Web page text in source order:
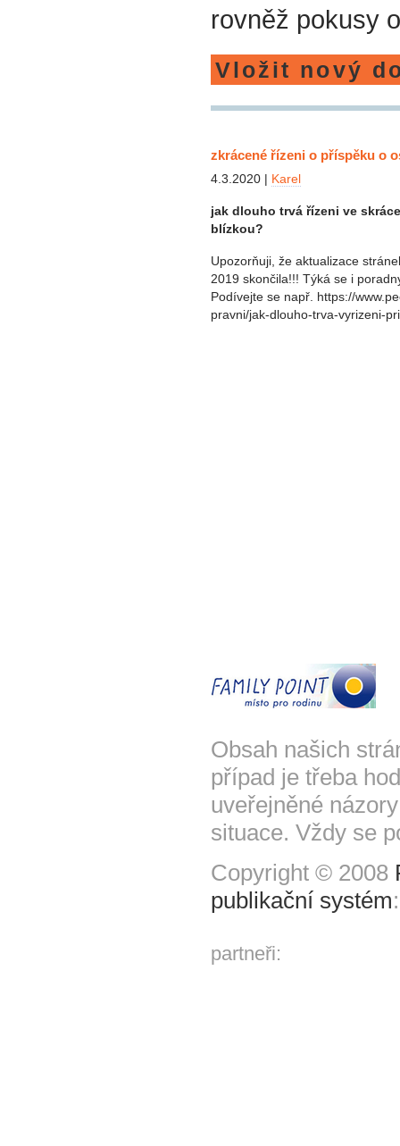
rovněž pokusy
Vložit nový
zkrácené řízeni o příspěku o
4.3.2020 | Karel
jak dlouho trvá řízeni ve
blízkou?
Upozorňuji, že aktualizace
2019 skončila!!! Týká se i
Podívejte se např. https://
pravni/jak-dlouho-trva-vyrizeni-
Obsah našich
případ je třeba
uveřejněné
situace. Vždy se
Copyright © 2008
publikační systém
partneři: